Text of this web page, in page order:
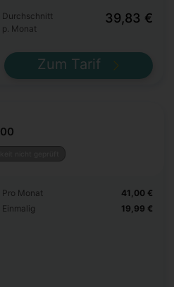
Durchschnitt
p. Monat
39,83 €
Zum Tarif
Pro Monat
Einmalig
41,00 €
19,99 €